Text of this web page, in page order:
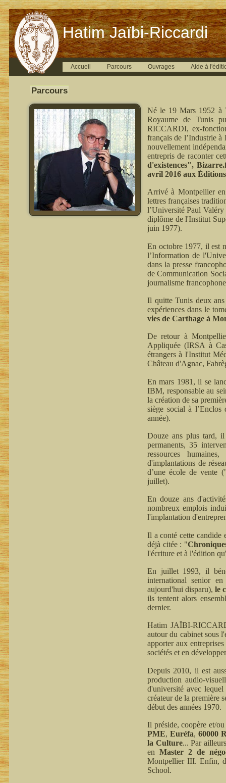
Hatim Jaïbi-Riccardi
Accueil Parcours Ouvrages Aide à
Parcours
Né le 19 Mars 1952 à
Royaume de Tunis
RICCARDI, ex-
français de l’Industrie à
nouvellement
entrepris de raconter
d'existences",
avril 2016 aux
Arrivé à Montpellier
lettres françaises
l’Université Paul
diplôme de l'Institut
juin 1977).
En octobre 1977, il est
l’Information de
dans la presse
de Communication
journalisme
Il quitte Tunis deux
expériences dans le
vies de Carthage à
De retour à
Appliquée (IRSA à
étrangers à l'Institut
Château d'Agnac,
En mars 1981, il se
IBM, responsable au
la création de sa
siège social à
année).
Douze ans plus tard,
permanents, 35
ressources
d'implantations de
d’une école de vente
juillet).
En douze ans
nombreux emplois
l'implantation
Il a conté cette candide
déjà citée : "
l'écriture et à l'édition
En juillet 1993, il
international senior
aujourd'hui disparu), le
ils tentent alors
dernier.
Hatim JAÏBI-
autour du cabinet sous
apporter aux
sociétés et en
Depuis 2010, il est
production audio-
d'université avec
créateur de la première
début des années 1970.
Il préside, coopère et/
PME,Euréfa,60000
la Culture... Par
en Master 2 de
Montpellier III. Enfin,
School.